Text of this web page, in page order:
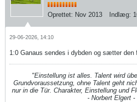
Oprettet: Nov 2013 Indlæg:
29-06-2026, 14:10
1:0 Ganaus sendes i dybden og sætter
"Einstellung ist alles. Talent wird
Grundvoraussetzung, ohne Talent geht
nur in die Tür. Charakter, Einstellung und
- Norbert Elgert -